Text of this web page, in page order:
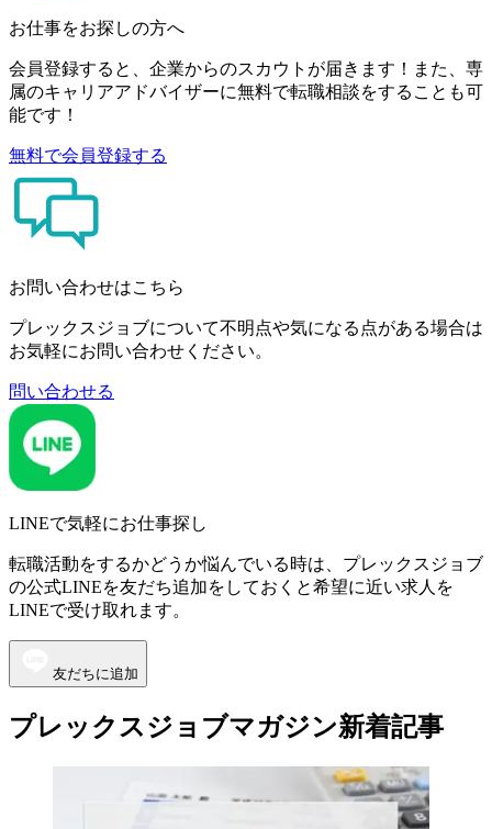
お仕事をお探しの方へ
会員登録すると、企業からのスカウトが届きます！また、専
属のキャリアアドバイザーに無料で転職相談をすることも可
能です！
無料で会員登録する
お問い合わせはこちら
プレックスジョブについて不明点や気になる点がある場合は
お気軽にお問い合わせください。
問い合わせる
LINEで気軽にお仕事探し
転職活動をするかどうか悩んでいる時は、プレックスジョブ
の公式LINEを友だち追加をしておくと希望に近い求人を
LINEで受け取れます。
友だちに追加
プレックスジョブマガジン新着記事